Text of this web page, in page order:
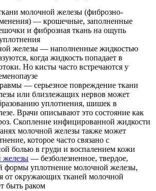
молочной железы (фиброзно-
— крошечные, заполненные
и фиброзная ткань на ощупь
железы — наполненные жидкостью
когда жидкость попадает в
Но кисты часто встречаются у
— серьезное повреждение ткани
или близлежащих нервов может
уплотнения, шишек в
Врачи описывают это состояние как
Скопление инфицированной жидкости
молочной железы также может
которое часто связано с
болью в груди и воспалением кожи
железы — безболезненное, твердое,
формы уплотнение молочной железы,
от окружающих тканей молочной
быть раком